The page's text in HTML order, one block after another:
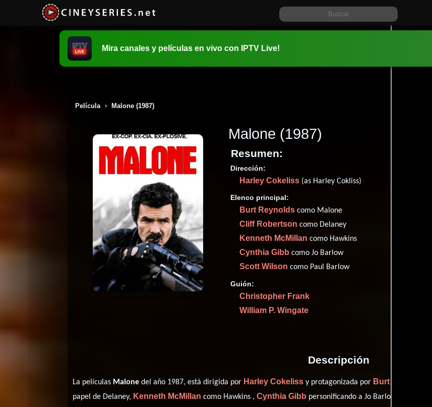
Mira canales y películas en vivo con IPTV Live!
Película > Malone (1987)
Malone (1987)
Resumen:
Dirección:
Harley Cokeliss (as Harley Cokliss)
Elenco principal:
Burt Reynolds como Malone
Cliff Robertson como Delaney
Kenneth McMillan como Hawkins
Cynthia Gibb como Jo Barlow
Scott Wilson como Paul Barlow
Guión:
Christopher Frank
William P. Wingate
01
Descripción
La películas Malone del año 1987, está dirigida por Harley Cokeliss y protagonizada por Burt Reynolds
papel de Delaney, Kenneth McMillan como Hawkins ,Cynthia Gibb personificando a Jo Barlow y